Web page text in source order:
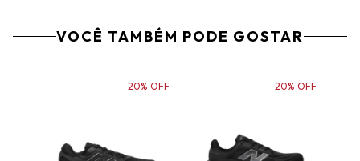
VOCÊ TAMBÉM PODE GOSTAR
20% OFF 20% OFF